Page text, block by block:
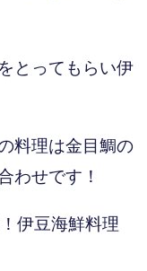
とってもらい伊
料理は金目鯛の
わせです！
伊豆海鮮料理